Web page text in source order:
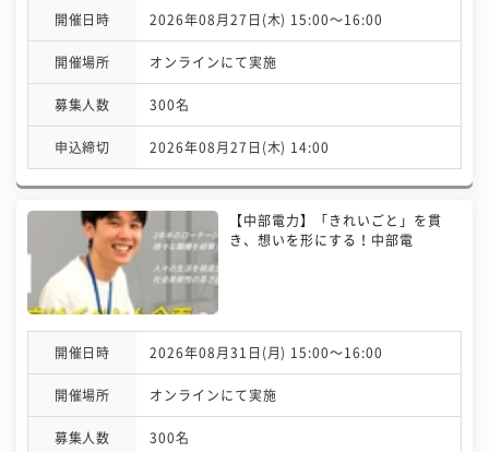
開催日時 2026年08月27日(木) 15:00〜16:00
開催場所 オンラインにて実施
募集人数 300名
申込締切 2026年08月27日(木) 14:00
【中部電力】「きれいごと」を貫
き、想いを形にする！中部電
開催日時 2026年08月31日(月) 15:00〜16:00
開催場所 オンラインにて実施
募集人数 300名